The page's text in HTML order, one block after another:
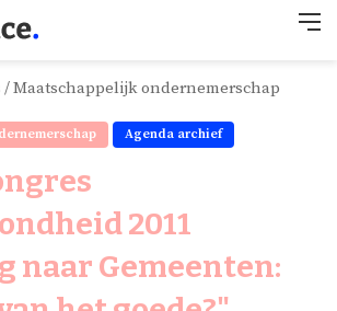
/Maatschappelijk ondernemerschap
Agenda archief
2011
naar Gemeenten: